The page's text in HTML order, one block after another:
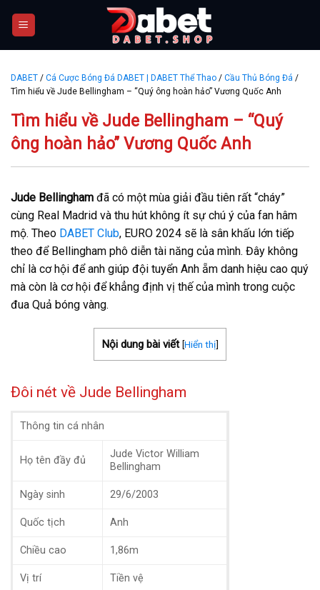
DABET / Cá Cược Bóng Đá DABET | DABET Thể Thao / Cầu Thủ Bóng Đá /
Tìm hiểu về Jude Bellingham – “Quý ông hoàn hảo” Vương Quốc Anh
Tìm hiểu về Jude Bellingham – “Quý
ông hoàn hảo” Vương Quốc Anh
Jude Bellingham đã có một mùa giải đầu tiên rất “cháy”
cùng Real Madrid và thu hút không ít sự chú ý của fan hâm
mộ. Theo DABET Club, EURO 2024 sẽ là sân khấu lớn tiếp
theo để Bellingham phô diễn tài năng của mình. Đây không
chỉ là cơ hội để anh giúp đội tuyển Anh ẵm danh hiệu cao quý
mà còn là cơ hội để khẳng định vị thế của mình trong cuộc
đua Quả bóng vàng.
Nội dung bài viết [Hiển thị]
Đôi nét về Jude Bellingham
Thông tin cá nhân
Họ tên đầy đủ
Jude Victor William
Bellingham
Ngày sinh 29/6/2003
Quốc tịch Anh
Chiều cao 1,86m
Vị trí Tiền vệ